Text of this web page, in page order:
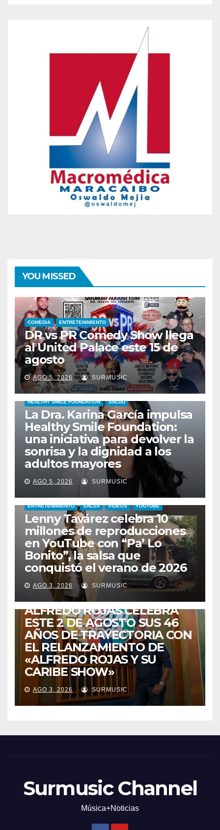
YOU MISSED
COMEDIA ENTRETENIMIENTO
DR vs PR Comedy Show llega
al United Palace este 15 de
agosto
AGO 5, 2026 SURMUSIC
HEALTHY SMILE FOUNDATION SALUD
La Dra. Karina García impulsa
Healthy Smile Foundation:
una iniciativa para devolver la
sonrisa y la dignidad a los
adultos mayores
AGO 5, 2026 SURMUSIC
ENTRETENIMIENTO SALSA VIDEOS YOUTUBE
Lenny Tavárez celebra 10
millones de reproducciones
en YouTube con “Pa’ Lo
Bonito”, la salsa que
conquistó el verano de 2026
AGO 3, 2026 SURMUSIC
CABIMAS ENTRETENIMIENTO TALENTO ZULIANO
VENEZUELA
DE VUELTA A CASA:
ALFREDO ROJAS CELEBRA
ESTE 2 DE AGOSTO SUS 46
AÑOS DE TRAYECTORIA CON
EL RELANZAMIENTO DE
«ALFREDO ROJAS Y SU
CARIBE SHOW»
AGO 3, 2026 SURMUSIC
Surmusic Channel
Música+Noticias